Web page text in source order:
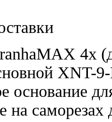
4x
XNT-
основание
на саморезах